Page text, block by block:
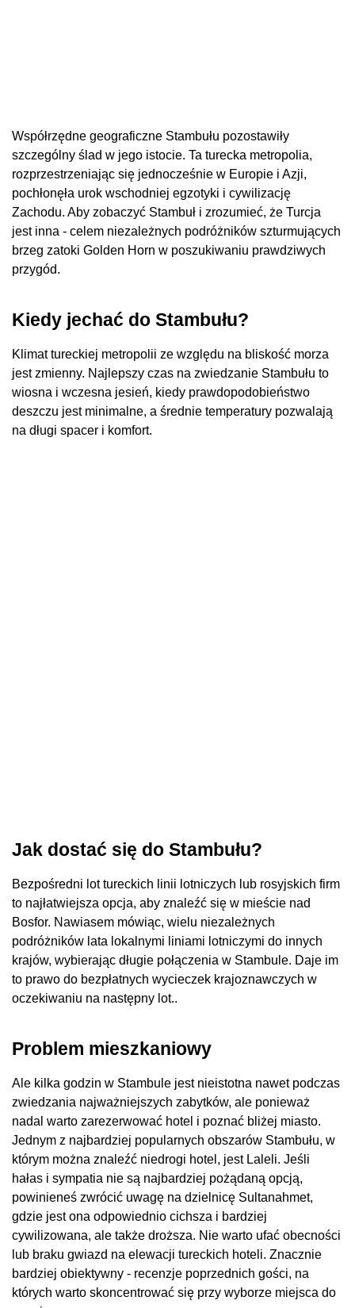
Współrzędne geograficzne Stambułu pozostawiły
szczególny ślad w jego istocie. Ta turecka metropolia,
rozprzestrzeniając się jednocześnie w Europie i Azji,
pochłonęła urok wschodniej egzotyki i cywilizację
Zachodu. Aby zobaczyć Stambuł i zrozumieć, że Turcja
jest inna - celem niezależnych podróżników szturmujących
brzeg zatoki Golden Horn w poszukiwaniu prawdziwych
przygód.
Kiedy jechać do Stambułu?
Klimat tureckiej metropolii ze względu na bliskość morza
jest zmienny. Najlepszy czas na zwiedzanie Stambułu to
wiosna i wczesna jesień, kiedy prawdopodobieństwo
deszczu jest minimalne, a średnie temperatury pozwalają
na długi spacer i komfort.
Jak dostać się do Stambułu?
Bezpośredni lot tureckich linii lotniczych lub rosyjskich firm
to najłatwiejsza opcja, aby znaleźć się w mieście nad
Bosfor. Nawiasem mówiąc, wielu niezależnych
podróżników lata lokalnymi liniami lotniczymi do innych
krajów, wybierając długie połączenia w Stambule. Daje im
to prawo do bezpłatnych wycieczek krajoznawczych w
oczekiwaniu na następny lot..
Problem mieszkaniowy
Ale kilka godzin w Stambule jest nieistotna nawet podczas
zwiedzania najważniejszych zabytków, ale ponieważ
nadal warto zarezerwować hotel i poznać bliżej miasto.
Jednym z najbardziej popularnych obszarów Stambułu, w
którym można znaleźć niedrogi hotel, jest Laleli. Jeśli
hałas i sympatia nie są najbardziej pożądaną opcją,
powinieneś zwrócić uwagę na dzielnicę Sultanahmet,
gdzie jest ona odpowiednio cichsza i bardziej
cywilizowana, ale także droższa. Nie warto ufać obecności
lub braku gwiazd na elewacji tureckich hoteli. Znacznie
bardziej obiektywny - recenzje poprzednich gości, na
których warto skoncentrować się przy wyborze miejsca do